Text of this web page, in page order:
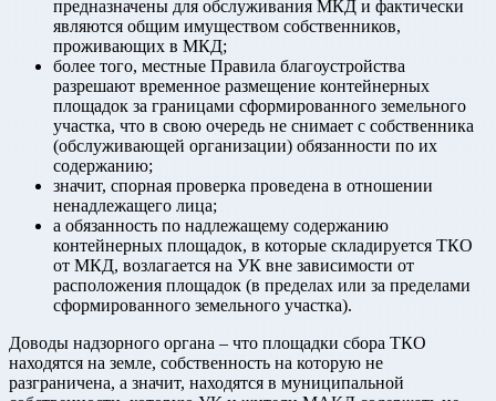
предназначены для обслуживания МКД и фактически
являются общим имуществом собственников,
проживающих в МКД;
более того, местные Правила благоустройства
разрешают временное размещение контейнерных
площадок за границами сформированного земельного
участка, что в свою очередь не снимает с собственника
(обслуживающей организации) обязанности по их
содержанию;
значит, спорная проверка проведена в отношении
ненадлежащего лица;
а обязанность по надлежащему содержанию
контейнерных площадок, в которые складируется ТКО
от МКД, возлагается на УК вне зависимости от
расположения площадок (в пределах или за пределами
сформированного земельного участка).
Доводы надзорного органа – что площадки сбора ТКО
находятся на земле, собственность на которую не
разграничена, а значит, находятся в муниципальной